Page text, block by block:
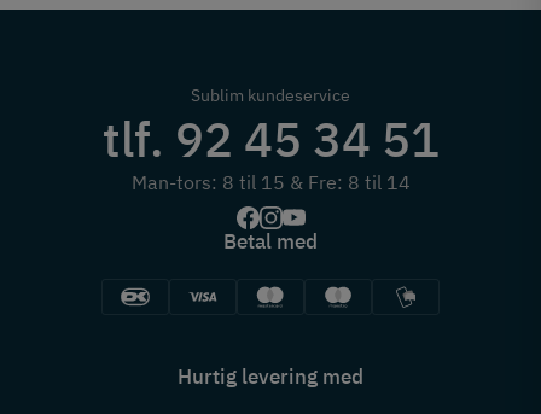
Sublim kundeservice
tlf. 92 45 34 51
Man-tors: 8 til 15 & Fre: 8 til 14
Betal med
Hurtig levering med